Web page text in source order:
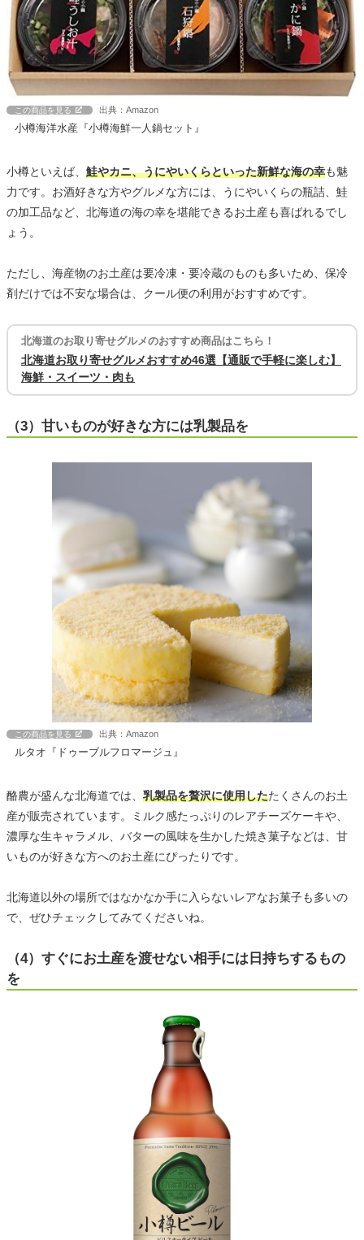
この商品を見る 出典：Amazon
小樽海洋水産『小樽海鮮一人鍋セット』
小樽といえば、 鮭やカニ、うにやいくらといった新鮮な海の幸も魅
力です。お酒好きな方やグルメな方には、うにやいくらの瓶詰、鮭
の加工品など、北海道の海の幸を堪能できるお土産も喜ばれるでし
ょう。
ただし、海産物のお土産は要冷凍・要冷蔵のものも多いため、保冷
剤だけでは不安な場合は、クール便の利用がおすすめです。
北海道のお取り寄せグルメのおすすめ商品はこちら！
北海道お取り寄せグルメおすすめ46選【通販で手軽に楽しむ】
海鮮・スイーツ・肉も
（3）甘いものが好きな方には乳製品を
この商品を見る 出典：Amazon
ルタオ『ドゥーブルフロマージュ』
酪農が盛んな北海道では、 乳製品を贅沢に使用したたくさんのお土
産が販売されています。ミルク感たっぷりのレアチーズケーキや、
濃厚な生キャラメル、バターの風味を生かした焼き菓子などは、甘
いものが好きな方へのお土産にぴったりです。
北海道以外の場所ではなかなか手に入らないレアなお菓子も多いの
で、ぜひチェックしてみてくださいね。
（4）すぐにお土産を渡せない相手には日持ちするもの
を